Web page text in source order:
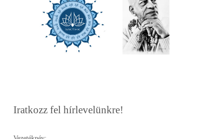
Iratkozz fel hírlevelünkre!